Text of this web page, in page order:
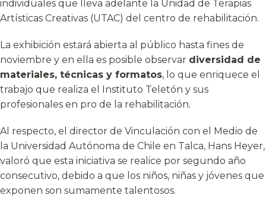
individuales que lleva adelante la Unidad de Terapias
Artísticas Creativas (UTAC) del centro de rehabilitación.
La exhibición estará abierta al público hasta fines de
noviembre y en ella es posible observar diversidad de
materiales, técnicas y formatos, lo que enriquece el
trabajo que realiza el Instituto Teletón y sus
profesionales en pro de la rehabilitación.
Al respecto, el director de Vinculación con el Medio de
la Universidad Autónoma de Chile en Talca, Hans Heyer,
valoró que esta iniciativa se realice por segundo año
consecutivo, debido a que los niños, niñas y jóvenes que
exponen son sumamente talentosos.